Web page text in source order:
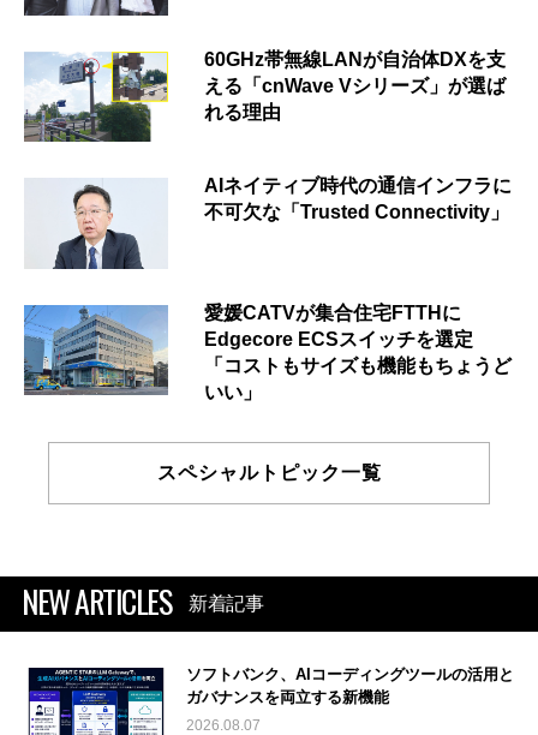
60GHz帯無線LANが自治体DXを支
える「cnWave Vシリーズ」が選ば
れる理由
AIネイティブ時代の通信インフラに
不可欠な「Trusted Connectivity」
愛媛CATVが集合住宅FTTHに
Edgecore ECSスイッチを選定
「コストもサイズも機能もちょうど
いい」
スペシャルトピック一覧
NEW ARTICLES 新着記事
ソフトバンク、AIコーディングツールの活用と
ガバナンスを両立する新機能
2026.08.07